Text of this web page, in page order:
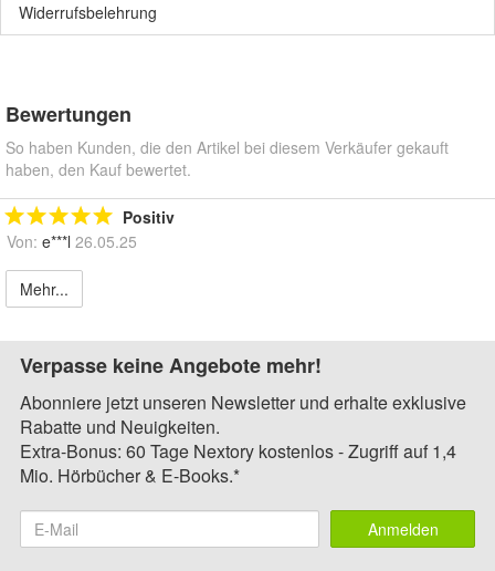
Widerrufsbelehrung
Bewertungen
So haben Kunden, die den Artikel bei diesem Verkäufer gekauft
haben, den Kauf bewertet.
Positiv
Von: e***l 26.05.25
Mehr...
Verpasse keine Angebote mehr!
Abonniere jetzt unseren Newsletter und erhalte exklusive
Rabatte und Neuigkeiten.
Extra-Bonus: 60 Tage Nextory kostenlos - Zugriff auf 1,4
Mio. Hörbücher & E-Books.*
Anmelden